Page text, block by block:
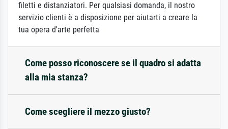
filetti e distanziatori. Per qualsiasi domanda, il nostro
servizio clienti è a disposizione per aiutarti a creare la
tua opera d'arte perfetta
Come posso riconoscere se il quadro si adatta
alla mia stanza?
Come scegliere il mezzo giusto?